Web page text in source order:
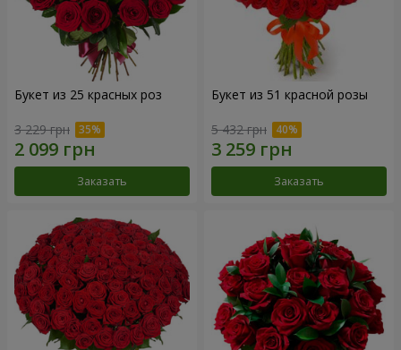
Букет из 25 красных роз
3 229 грн
Заказать
Букет из 51 красной розы
5 432 грн
Заказать